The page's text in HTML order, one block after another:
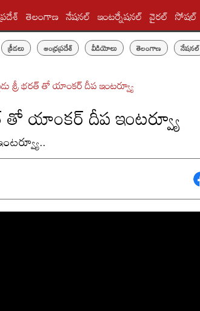
తెలంగాణ నేషనల్ ఇంటర్నేషనల్ వైరల్ సోషల్
క్రీడలు ఆంధ్రప్రదేశ్ వీడియోలు తెలంగాణ నేషనల్
శ్రీ భరత్ తో యాంకర్ దీప ఇంటర్వ్యూ
తో యాంకర్ దీప ఇంటర్వ్యూ